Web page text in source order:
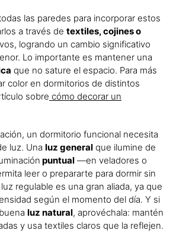
las paredes para incorporar estos
a través de textiles, cojines o
logrando un cambio significativo
Lo importante es mantener una
que no sature el espacio. Para más
color en dormitorios de distintos
sobre cómo decorar un
un dormitorio funcional necesita
luz. Una luz general que ilumine de
puntual —en veladores o
leer o prepararte para dormir sin
regulable es una gran aliada, ya que
según el momento del día. Y si
luz natural, aprovéchala: mantén
y usa textiles claros que la reflejen.